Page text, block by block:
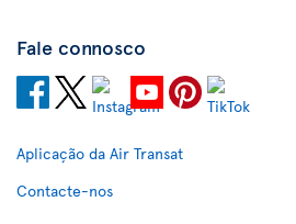
Fale connosco
Aplicação da Air Transat
Contacte-nos